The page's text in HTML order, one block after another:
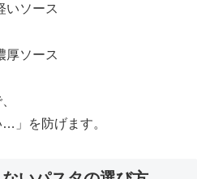
いソース
厚ソース
…」を防げます。